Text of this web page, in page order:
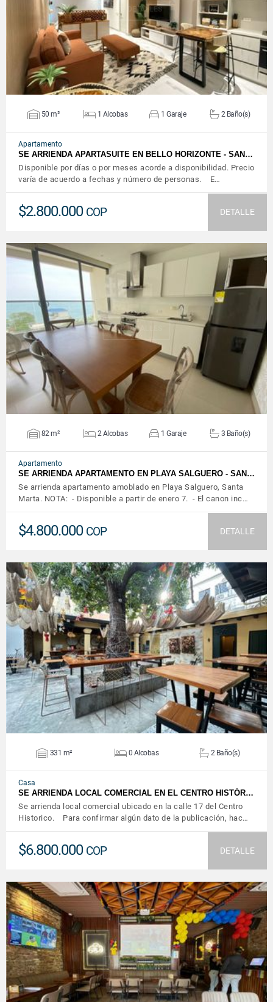
VER DETALLES
50 m² 1 Alcobas 1 Garaje 2 Baño(s)
Apartamento
SE ARRIENDA APARTASUITE EN BELLO HORIZONTE - SAN…
Disponible por días o por meses acorde a disponibilidad. Precio
varía de acuerdo a fechas y número de personas. E…
$2.800.000 COP DETALLE
VER DETALLES
82 m² 2 Alcobas 1 Garaje 3 Baño(s)
Apartamento
SE ARRIENDA APARTAMENTO EN PLAYA SALGUERO - SAN…
Se arrienda apartamento amoblado en Playa Salguero, Santa
Marta. NOTA: - Disponible a partir de enero 7. - El canon inc…
$4.800.000 COP DETALLE
VER DETALLES
331 m² 0 Alcobas 2 Baño(s)
Casa
SE ARRIENDA LOCAL COMERCIAL EN EL CENTRO HISTÓR…
Se arrienda local comercial ubicado en la calle 17 del Centro
Historico. Para confirmar algún dato de la publicación, hac…
$6.800.000 COP DETALLE
VER DETALLES